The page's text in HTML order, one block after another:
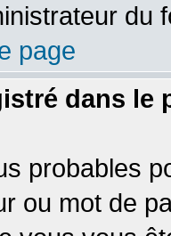
du
page
dans le
probables
ou mot de